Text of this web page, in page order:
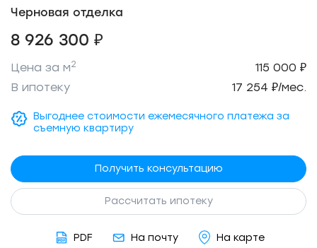
Черновая отделка
8 926 300 ₽
Цена за м2
115 000 ₽
В ипотеку
17 254 ₽/мес.
Выгоднее стоимости ежемесячного платежа за
съемную квартиру
Получить консультацию
Рассчитать ипотеку
PDF На почту На карте